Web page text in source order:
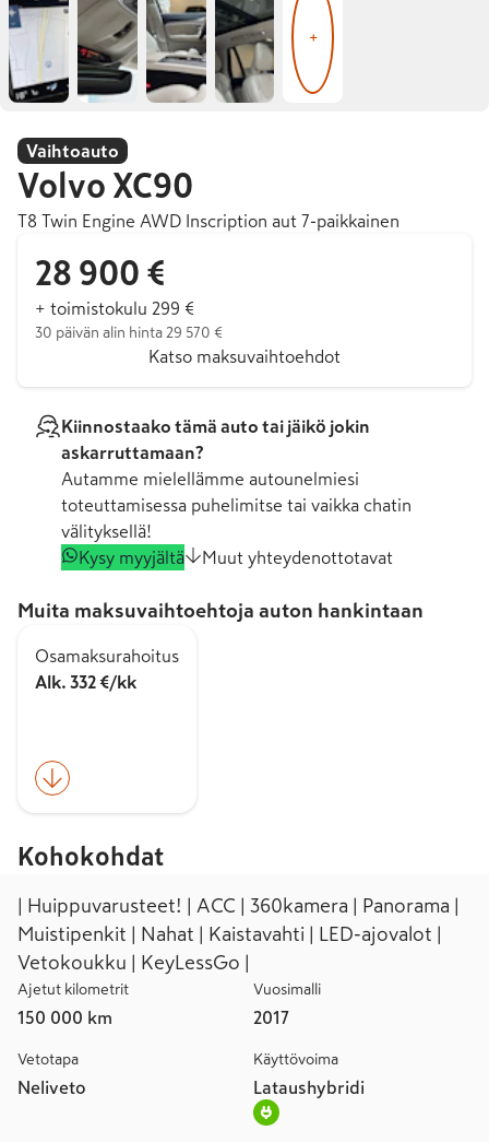
+
Vaihtoauto
Volvo XC90
T8 Twin Engine AWD Inscription aut 7-paikkainen
28 900 €
+ toimistokulu 299 €
30 päivän alin hinta 29 570 €
Katso maksuvaihtoehdot
Kiinnostaako tämä auto tai jäikö jokin
askarruttamaan?
Autamme mielellämme autounelmiesi
toteuttamisessa puhelimitse tai vaikka chatin
välityksellä!
Kysy myyjältä
Muut yhteydenottotavat
Muita maksuvaihtoehtoja auton hankintaan
Osamaksurahoitus
Alk. 332 €/kk
Kohokohdat
| Huippuvarusteet! | ACC | 360kamera | Panorama |
Muistipenkit | Nahat | Kaistavahti | LED-ajovalot |
Vetokoukku | KeyLessGo |
Ajetut kilometrit
150 000 km
Vuosimalli
2017
Vetotapa
Neliveto
Käyttövoima
Lataushybridi